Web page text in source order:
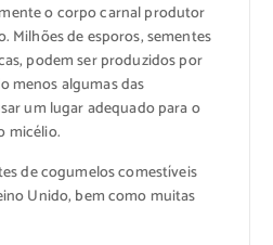
o corpo carnal produtor
Milhões de esporos, sementes
podem ser produzidos por
menos algumas das
um lugar adequado para o
micélio.
de cogumelos comestíveis
Unido, bem como muitas